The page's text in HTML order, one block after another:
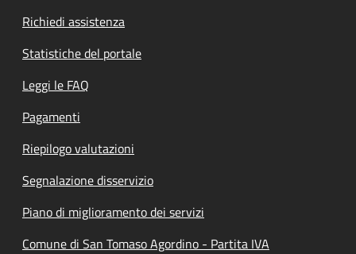
Richiedi assistenza
Statistiche del portale
Leggi le FAQ
Pagamenti
Riepilogo valutazioni
Segnalazione disservizio
Piano di miglioramento dei servizi
Comune di San Tomaso Agordino - Partita IVA